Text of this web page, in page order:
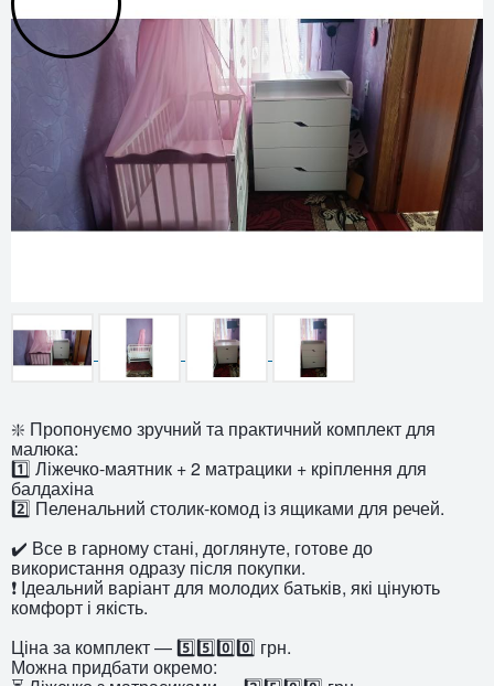
❇️ Пропонуємо зручний та практичний комплект для
малюка:
1️⃣ Ліжечко-маятник + 2 матрацики + кріплення для
балдахіна
2️⃣ Пеленальний столик-комод із ящиками для речей.
✔️ Все в гарному стані, доглянуте, готове до
використання одразу після покупки.
❗ Ідеальний варіант для молодих батьків, які цінують
комфорт і якість.
Ціна за комплект — 5️⃣5️⃣0️⃣0️⃣ грн.
Можна придбати окремо: